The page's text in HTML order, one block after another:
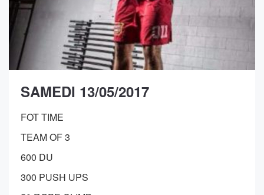
SAMEDI 13/05/2017
FOT TIME
TEAM OF 3
600 DU
300 PUSH UPS